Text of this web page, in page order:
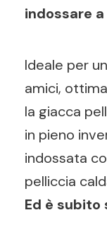
indossare
Ideale per
amici,
la giacca
in pieno
indossata
pelliccia
Ed è subito